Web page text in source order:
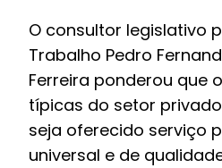
O consultor legislativo
Trabalho Pedro
Ferreira ponderou que
típicas do setor
seja oferecido serviço
universal e de